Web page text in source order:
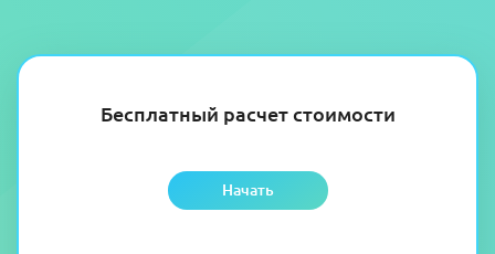
Бесплатный расчет стоимости
Начать